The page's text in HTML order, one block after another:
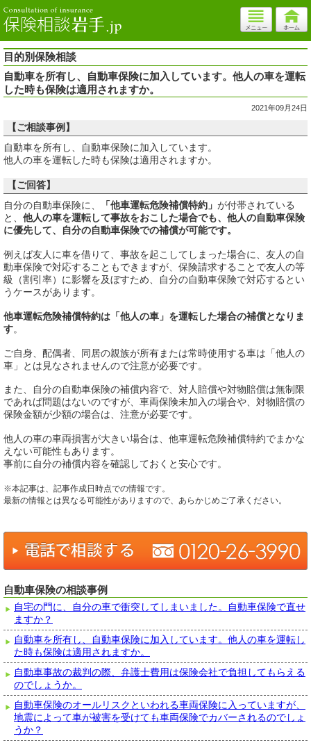
目的別保険相談
自動車を所有し、自動車保険に加入しています。他人の車を運転
した時も保険は適用されますか。
2021年09月24日
【ご相談事例】
自動車を所有し、自動車保険に加入しています。
他人の車を運転した時も保険は適用されますか。
【ご回答】
自分の自動車保険に、
「他車運転危険補償特約」 が付帯されている
と、 他人の車を運転して事故をおこした場合でも、他人の自動車保険
に優先して、自分の自動車保険での補償が可能です。
例えば友人に車を借りて、事故を起こしてしまった場合に、友人の自
動車保険で対応することもできますが、保険請求することで友人の等
級（割引率）に影響を及ぼすため、自分の自動車保険で対応するとい
うケースがあります。
他車運転危険補償特約は「他人の車」を運転した場合の補償となりま
す。
ご自身、配偶者、同居の親族が所有または常時使用する車は「他人の
車」とは見なされませんので注意が必要です。
また、自分の自動車保険の補償内容で、対人賠償や対物賠償は無制限
であれば問題はないのですが、車両保険未加入の場合や、対物賠償の
保険金額が少額の場合は、注意が必要です。
他人の車の車両損害が大きい場合は、他車運転危険補償特約でまかな
えない可能性もあります。
事前に自分の補償内容を確認しておくと安心です。
※本記事は、記事作成日時点での情報です。
最新の情報とは異なる可能性がありますので、あらかじめご了承ください。
自動車保険の相談事例
自宅の門に、自分の車で衝突してしまいました。自動車保険で直せ
ますか？
自動車を所有し、自動車保険に加入しています。他人の車を運転し
た時も保険は適用されますか。
自動車事故の裁判の際、弁護士費用は保険会社で負担してもらえる
のでしょうか。
自動車保険のオールリスクといわれる車両保険に入っていますが、
地震によって車が被害を受けても車両保険でカバーされるのでしょ
うか？